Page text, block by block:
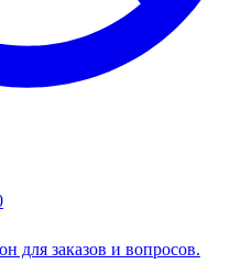
для заказов и вопросов.